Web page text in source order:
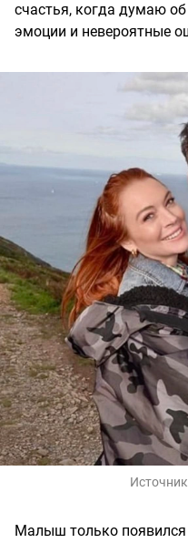
счастья, когда думаю
эмоции и невероятные
Малыш только появился